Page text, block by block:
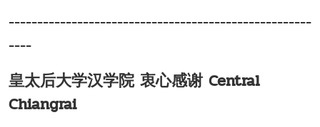
-----------------------------------------------------
----
皇太后大学汉学院 衷心感谢 Central
Chiangrai